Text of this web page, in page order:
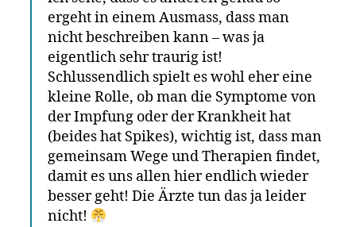
ergeht in einem Ausmass, dass man
nicht beschreiben kann – was ja
eigentlich sehr traurig ist!
Schlussendlich spielt es wohl eher eine
kleine Rolle, ob man die Symptome von
der Impfung oder der Krankheit hat
(beides hat Spikes), wichtig ist, dass man
gemeinsam Wege und Therapien findet,
damit es uns allen hier endlich wieder
besser geht! Die Ärzte tun das ja leider
nicht!